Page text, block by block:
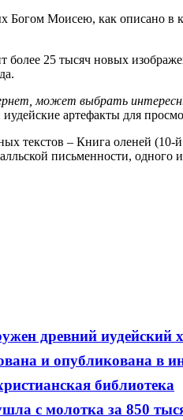
Богом Моисею, как описано
более 25 тысяч новых
может выбрать
иудейские артефакты для
текстов – Книга оленей
письменности, одного
древний иудейский
и опубликована в
библиотека
с молотка за 850